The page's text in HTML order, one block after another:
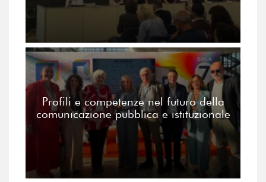
Profili e competenze nel futuro della
comunicazione pubblica e istituzionale